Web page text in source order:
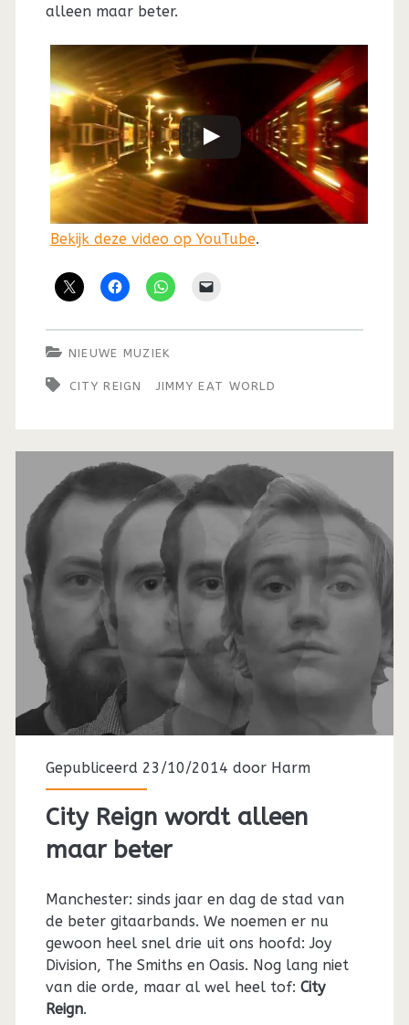
alleen maar beter.
Bekijk deze video op YouTube.
NIEUWE MUZIEK
CITY REIGN JIMMY EAT WORLD
Gepubliceerd 23/10/2014 door Harm
City Reign wordt alleen
maar beter
Manchester: sinds jaar en dag de stad van
de beter gitaarbands. We noemen er nu
gewoon heel snel drie uit ons hoofd: Joy
Division, The Smiths en Oasis. Nog lang niet
van die orde, maar al wel heel tof: City
Reign.